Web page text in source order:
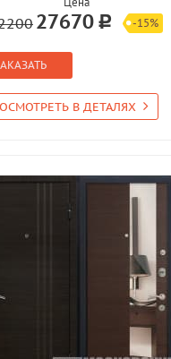
27670 -15%
В ДЕТАЛЯХ